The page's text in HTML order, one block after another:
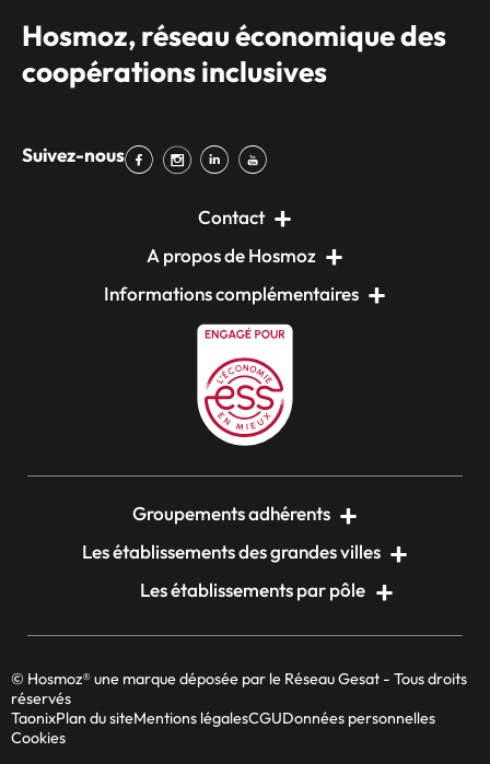
Hosmoz, réseau économique des
coopérations inclusives
Suivez-nous
Contact
A propos de Hosmoz
Informations complémentaires
Groupements adhérents
Les établissements des grandes villes
Les établissements par pôle
© Hosmoz® une marque déposée par le Réseau Gesat - Tous droits
réservés
TaonixPlan du siteMentions légalesCGUDonnées personnelles
Cookies